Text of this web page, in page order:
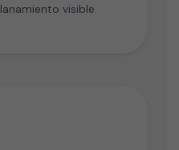
visible.